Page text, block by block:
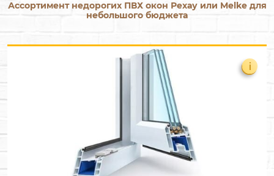
Ассортимент недорогих ПВХ окон Рехау или Melke для
небольшого бюджета
i